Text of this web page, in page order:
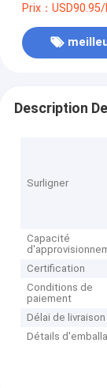
Prix：USD90.95/
Description
Surligner
Capacité
Certification
Conditions de
paiement
Délai de livraison
Détails